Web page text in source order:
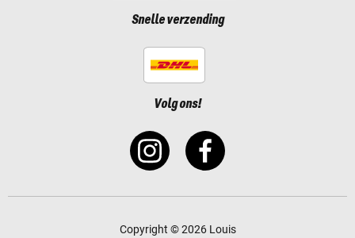
Snelle verzending
Volg ons!
Copyright © 2026 Louis